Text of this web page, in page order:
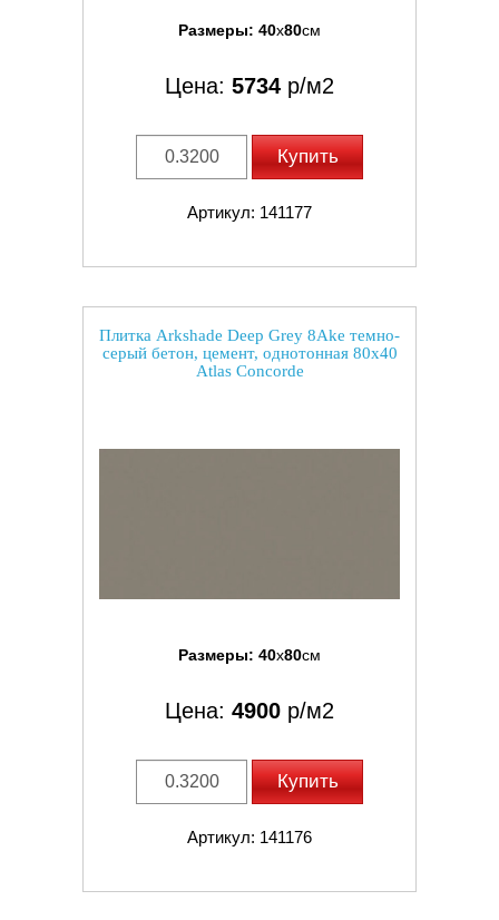
Размеры: 40x80см
Цена: 5734 р/м2
Купить
Артикул: 141177
Плитка Arkshade Deep Grey 8Ake темно-
серый бетон, цемент, однотонная 80x40
Atlas Concorde
Размеры: 40x80см
Цена: 4900 р/м2
Купить
Артикул: 141176